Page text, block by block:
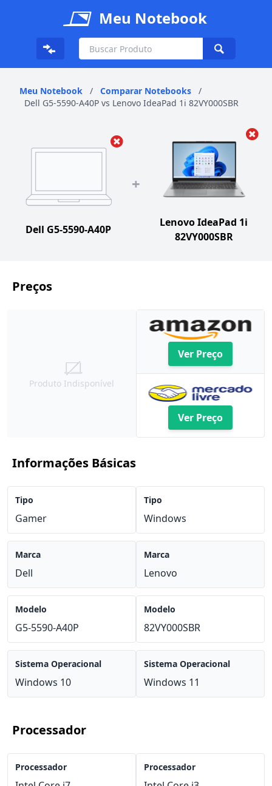
Meu Notebook
Meu Notebook / Comparar Notebooks
/
Dell G5-5590-A40P vs Lenovo IdeaPad 1i 82VY000SBR
Dell G5-5590-A40P
+
Lenovo IdeaPad 1i
82VY000SBR
Preços
Produto Indisponível
Ver Preço
Ver Preço
Informações Básicas
Tipo
Gamer
Marca
Dell
Modelo
G5-5590-A40P
Sistema Operacional
Windows 10
Tipo
Windows
Marca
Lenovo
Modelo
82VY000SBR
Sistema Operacional
Windows 11
Processador
Processador Processador